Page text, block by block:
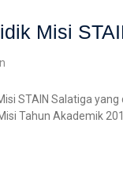
Misi
STAIN Salatiga
Tahun Akademik